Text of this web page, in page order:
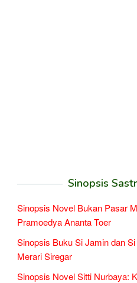
Sinopsis
Sinopsis Novel Bukan Pasar
Pramoedya Ananta Toer
Sinopsis Buku Si Jamin dan
Merari Siregar
Sinopsis Novel Sitti Nurbaya: